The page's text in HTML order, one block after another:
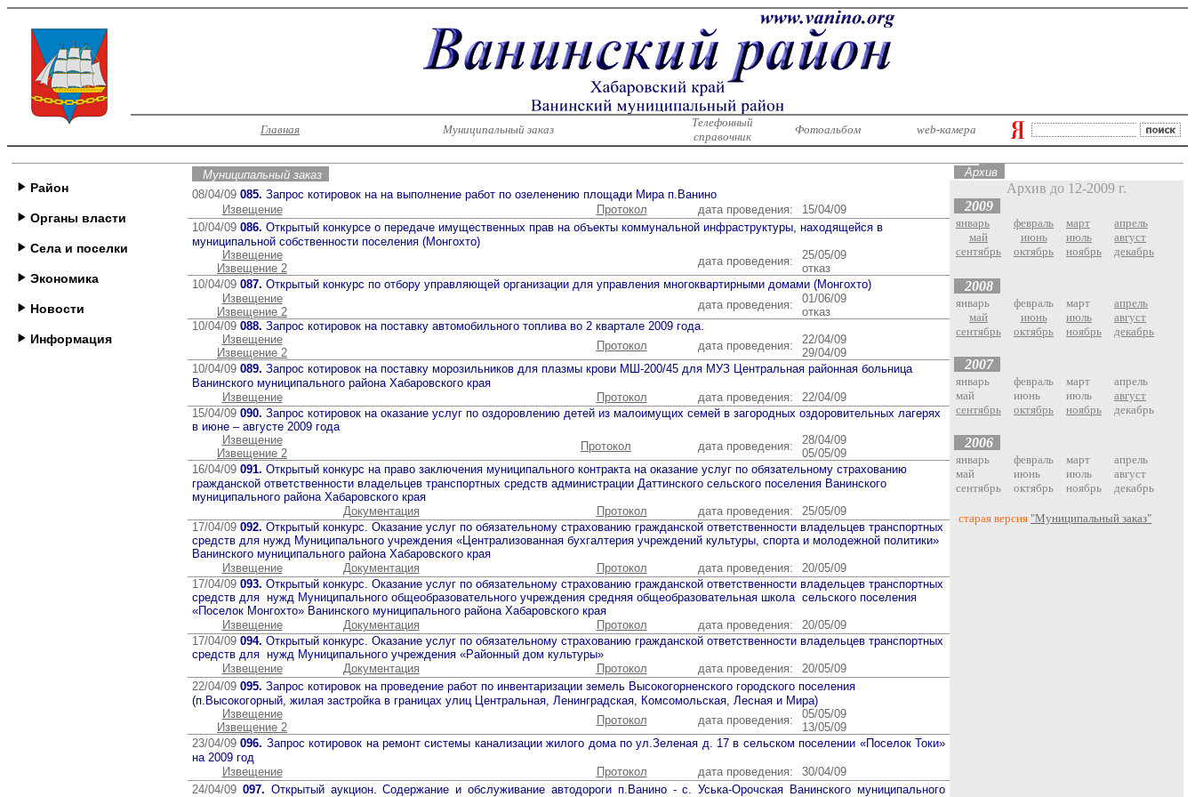
Главная Муниципальный заказ
Телефонный
справочник
Фотоальбом web-камера
Район
Органы власти
Села и поселки
Экономика
Новости
Информация
Муниципальный заказ Архив
Архив до 12-2009 г.
2009
январь февраль март
апрель
май
июнь июль
август
сентябрь
октябрь ноябрь декабрь
2008
январь февраль март
апрель
май
июнь июль
август
сентябрь
октябрь ноябрь декабрь
2007
январь февраль март
апрель
май
июнь июль
август
сентябрь
октябрь ноябрь декабрь
2006
январь февраль март
апрель
май
июнь июль
август
сентябрь
октябрь ноябрь декабрь
старая версия "Муниципальный заказ"
08/04/09 085. Запрос котировок на на выполнение работ по озеленению площади Мира п.Ванино
Извещение
Протокол дата проведения:
15/04/09
10/04/09 086. Открытый конкурсе о передаче имущественных прав на объекты коммунальной инфраструктуры, находящейся в
муниципальной собственности поселения (Монгохто)
Извещение
Извещение 2
дата проведения:
25/05/09
отказ
10/04/09 087. Открытый конкурс по отбору управляющей организации для управления многоквартирными домами (Монгохто)
Извещение
Извещение 2
дата проведения:
01/06/09
отказ
10/04/09 088. Запрос котировок на поставку автомобильного топлива во 2 квартале 2009 года.
Извещение
Извещение 2
Протокол дата проведения:
22/04/09
29/04/09
10/04/09 089. Запрос котировок на поставку морозильников для плазмы крови МШ-200/45 для МУЗ Центральная районная больница
Ванинского муниципального района Хабаровского края
Извещение
Протокол дата проведения:
22/04/09
15/04/09 090. Запрос котировок на оказание услуг по оздоровлению детей из малоимущих семей в загородных оздоровительных лагерях
в июне – августе 2009 года
Извещение
Извещение 2
Протокол дата проведения:
28/04/09
05/05/09
16/04/09 091. Открытый конкурс на право заключения муниципального контракта на оказание услуг по обязательному страхованию
гражданской ответственности владельцев транспортных средств администрации Даттинского сельского поселения Ванинского
муниципального района Хабаровского края
Документация
Протокол дата проведения:
25/05/09
17/04/09 092. Открытый конкурс. Оказание услуг по обязательному страхованию гражданской ответственности владельцев транспортных
средств для нужд Муниципального учреждения «Централизованная бухгалтерия учреждений культуры, спорта и молодежной политики»
Ванинского муниципального района Хабаровского края
Извещение
Документация Протокол дата проведения:
20/05/09
17/04/09 093. Открытый конкурс. Оказание услуг по обязательному страхованию гражданской ответственности владельцев транспортных
средств для нужд Муниципального общеобразовательного учреждения средняя общеобразовательная школа сельского поселения
«Поселок Монгохто» Ванинского муниципального района Хабаровского края
Извещение
Документация Протокол дата проведения:
20/05/09
17/04/09 094. Открытый конкурс. Оказание услуг по обязательному страхованию гражданской ответственности владельцев транспортных
средств для нужд Муниципального учреждения «Районный дом культуры»
Извещение
Документация Протокол дата проведения:
20/05/09
22/04/09 095. Запрос котировок на проведение работ по инвентаризации земель Высокогорненского городского поселения
(п.Высокогорный, жилая застройка в границах улиц Центральная, Ленинградская, Комсомольская, Лесная и Мира)
Извещение
Извещение 2
Протокол дата проведения:
05/05/09
13/05/09
23/04/09 096. Запрос котировок на ремонт системы канализации жилого дома по ул.Зеленая д. 17 в сельском поселении «Поселок Токи»
на 2009 год
Извещение
Протокол дата проведения:
30/04/09
24/04/09 097. Открытый аукцион. Содержание и обслуживание автодороги п.Ванино - с. Уська-Орочская Ванинского муниципального